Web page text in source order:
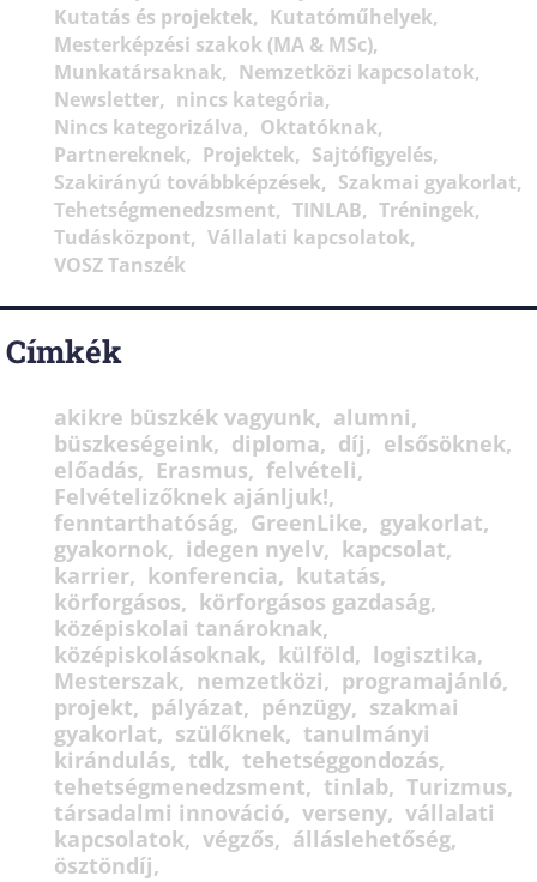
Kutatás és projektek
Kutatóműhelyek
Mesterképzési szakok (MA & MSc)
Munkatársaknak
Nemzetközi kapcsolatok
Newsletter
nincs kategória
Nincs kategorizálva
Oktatóknak
Partnereknek
Projektek
Sajtófigyelés
Szakirányú továbbképzések
Szakmai gyakorlat
Tehetségmenedzsment
TINLAB
Tréningek
Tudásközpont
Vállalati kapcsolatok
VOSZ Tanszék
Címkék
akikre büszkék vagyunk
alumni
büszkeségeink
diploma díj
elsősöknek
előadás
Erasmus
felvételi
Felvételizőknek ajánljuk!
fenntarthatóság
GreenLike
gyakorlat
gyakornok
idegen nyelv
kapcsolat
karrier
konferencia
kutatás
körforgásos
körforgásos gazdaság
középiskolai tanároknak
középiskolásoknak
külföld
logisztika
Mesterszak
nemzetközi
programajánló
projekt
pályázat pénzügy
szakmai
gyakorlat
szülőknek
tanulmányi
kirándulás
tdk
tehetséggondozás
tehetségmenedzsment
tinlab
Turizmus
társadalmi innováció
verseny
vállalati
kapcsolatok
végzős
álláslehetőség
ösztöndíj